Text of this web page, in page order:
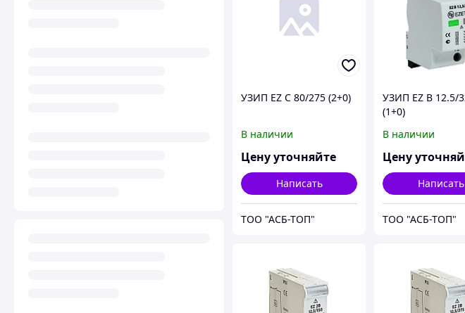
УЗИП EZ C 80/275 (2+0)
В наличии
Цену уточняйте
Написать
ТОО "АСБ-ТОП"
УЗИП EZ B 12.5/
(1+0)
В наличии
Цену
Написать
ТОО "АСБ-ТОП"